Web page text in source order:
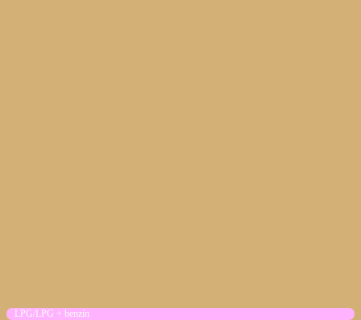
LPG/LPG + benzín